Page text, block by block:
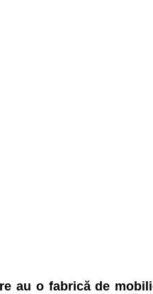
au o fabrică de